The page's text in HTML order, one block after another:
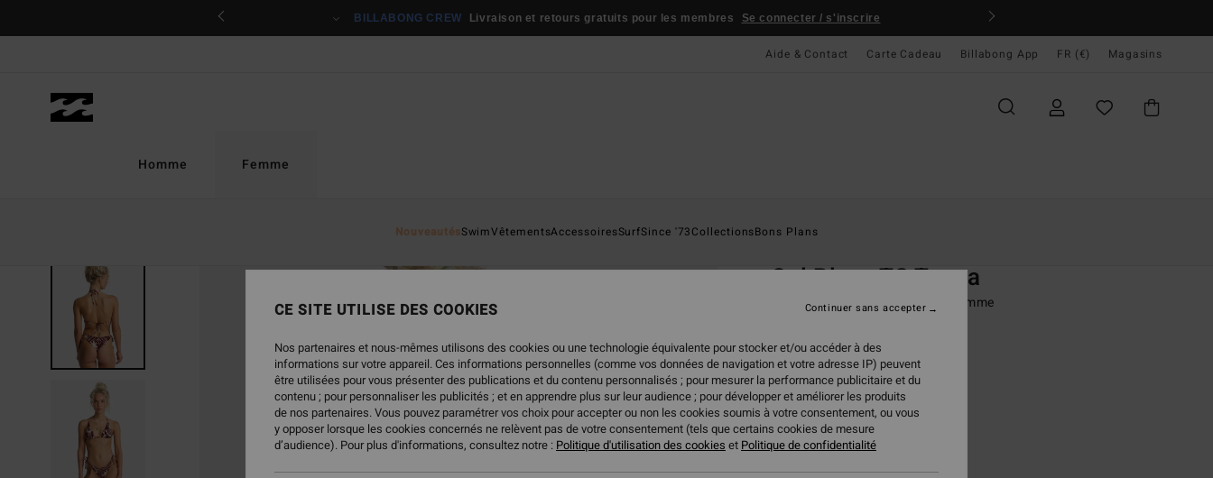
BILLABONG CREW Livraison et retours gratuits pour les membres Se connecter / s'inscrire
Aide & Contact Carte Cadeau Billabong App FR (€) Magasins
Homme Femme
NouveautésSwimVêtementsAccessoiresSurfSince '73CollectionsBons Plans
Sol Playa TS Tanga
Bas de bikini échancré Rouge Femme
ECO-BONUS
39,95 €
CouleurRed Dahlia
CE SITE UTILISE DES COOKIES
Nos partenaires et nous-mêmes utilisons des cookies ou une technologie équivalente pour stocker et/ou accéder à des
informations sur votre appareil. Ces informations personnelles (comme vos données de navigation et votre adresse IP) peuvent
être utilisées pour vous présenter des publications et du contenu personnalisés ; pour mesurer la performance publicitaire et du
contenu ; pour personnaliser les publicités ; et en apprendre plus sur leur audience ; pour développer et améliorer les produits
de nos partenaires. Vous pouvez paramétrer vos choix pour accepter ou non les cookies soumis à votre consentement, ou vous
y opposer lorsque les cookies concernés ne relèvent pas de votre consentement (tels que certains cookies de mesure
d’audience). Pour plus d'informations, consultez notre : Politique d'utilisation des cookies et Politique de confidentialité
Continuer sans accepter